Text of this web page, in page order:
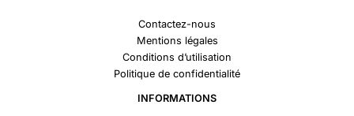
Contactez-nous
Mentions légales
Conditions d’utilisation
Politique de confidentialité
INFORMATIONS